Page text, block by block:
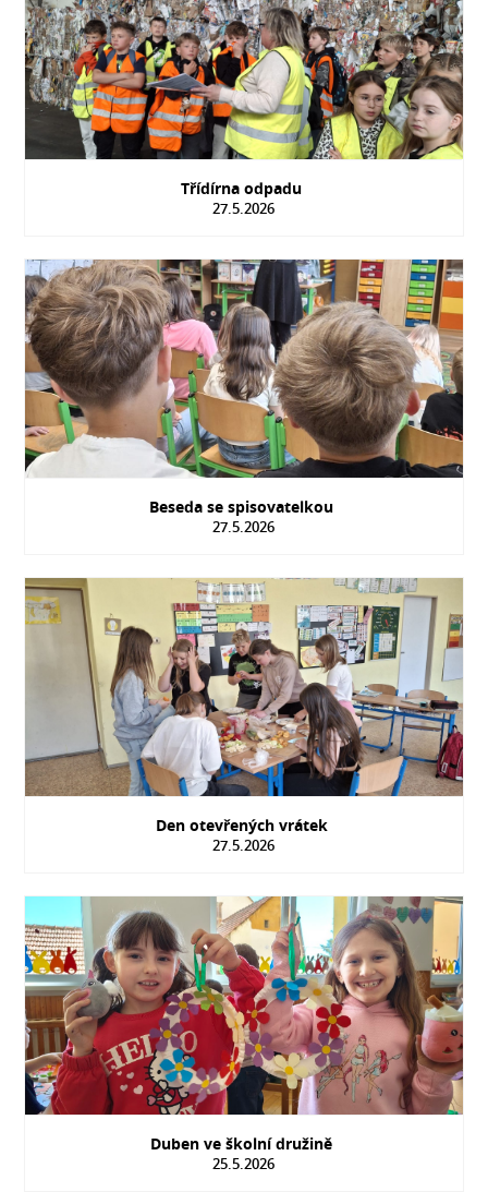
Třídírna odpadu
27.5.2026
Beseda se spisovatelkou
27.5.2026
Den otevřených vrátek
27.5.2026
Duben ve školní družině
25.5.2026